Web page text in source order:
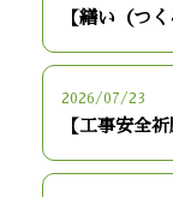
【繕い（つく
2026/07/23
【工事安全祈